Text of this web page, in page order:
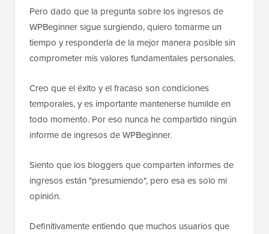
Pero dado que la pregunta sobre los ingresos de
WPBeginner sigue surgiendo, quiero tomarme un
tiempo y responderla de la mejor manera posible sin
comprometer mis valores fundamentales personales.
Creo que el éxito y el fracaso son condiciones
temporales, y es importante mantenerse humilde en
todo momento. Por eso nunca he compartido ningún
informe de ingresos de WPBeginner.
Siento que los bloggers que comparten informes de
ingresos están "presumiendo", pero esa es solo mi
opinión.
Definitivamente entiendo que muchos usuarios que